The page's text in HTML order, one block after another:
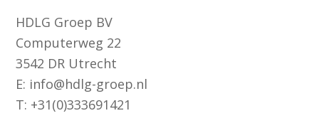
HDLG Groep BV
Computerweg 22
3542 DR Utrecht
E: info@hdlg-groep.nl
T: +31(0)333691421